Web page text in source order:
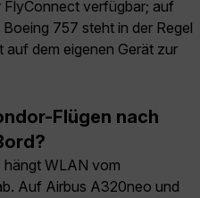
verfügbar; auf
757 steht in der Regel
auf dem eigenen Gerät zur
Flügen nach
WLAN vom
Auf Airbus A320neo und